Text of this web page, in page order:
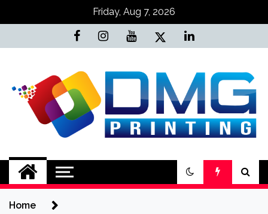
Friday, Aug 7, 2026
Jasa Cetak Online
DMG Printing
Home